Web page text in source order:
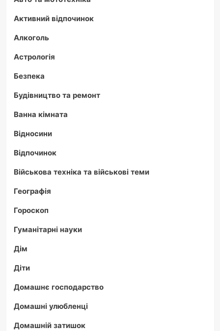
Активний відпочинок
Алкоголь
Астрологія
Безпека
Будівництво та ремонт
Ванна кімната
Відносини
Відпочинок
Військова техніка та військові теми
Географія
Гороскоп
Гуманітарні науки
Дім
Діти
Домашнє господарство
Домашні улюбленці
Домашній затишок